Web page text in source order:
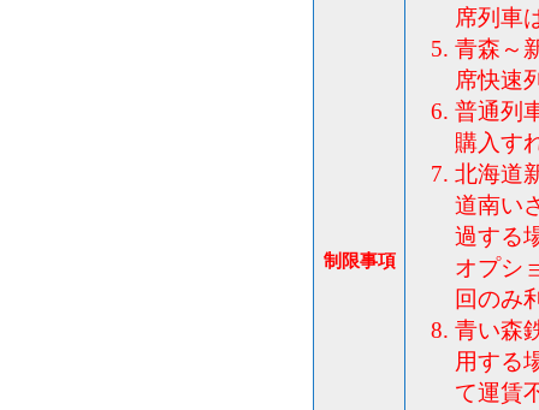
制限事項
席列車
青森～
席快速
普通列
購入す
北海道
道南い
過する
オプシ
回のみ
青い森
用する
て運賃